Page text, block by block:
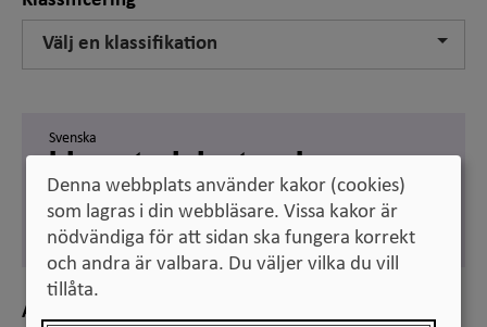
Välj en klassifikation
Svenska
biomaterialvetenskap
Engelska
biomaterials science
Anmärkning
Denna webbplats använder kakor (cookies)
som lagras i din webbläsare. Vissa kakor är
nödvändiga för att sidan ska fungera korrekt
och andra är valbara. Du väljer vilka du vill
tillåta.